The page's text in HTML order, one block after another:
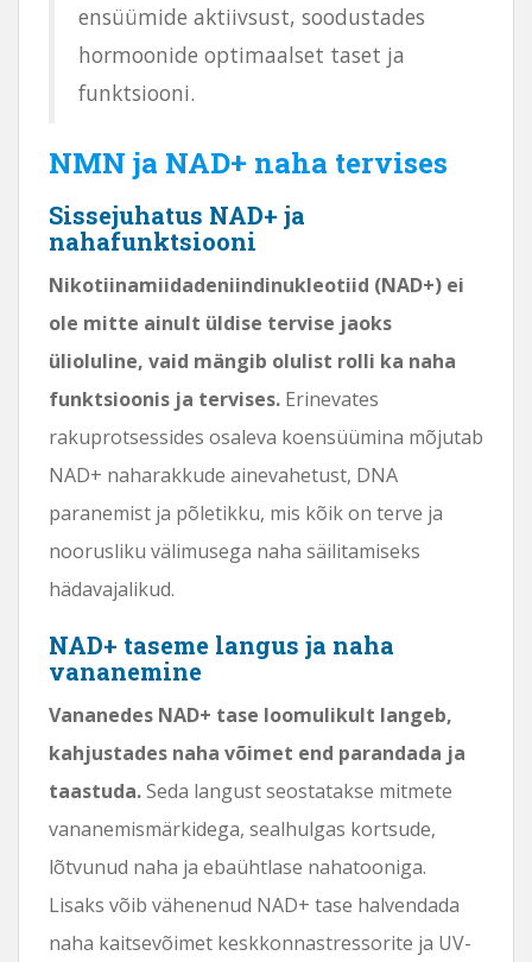
ensüümide aktiivsust, soodustades
hormoonide optimaalset taset ja
funktsiooni.
NMN ja NAD+ naha tervises
Sissejuhatus NAD+ ja
nahafunktsiooni
Nikotiinamiidadeniindinukleotiid (NAD+) ei
ole mitte ainult üldise tervise jaoks
ülioluline, vaid mängib olulist rolli ka naha
funktsioonis ja tervises. Erinevates
rakuprotsessides osaleva koensüümina mõjutab
NAD+ naharakkude ainevahetust, DNA
paranemist ja põletikku, mis kõik on terve ja
noorusliku välimusega naha säilitamiseks
hädavajalikud.
NAD+ taseme langus ja naha
vananemine
Vananedes NAD+ tase loomulikult langeb,
kahjustades naha võimet end parandada ja
taastuda.Seda langust seostatakse mitmete
vananemismärkidega, sealhulgas kortsude,
lõtvunud naha ja ebaühtlase nahatooniga.
Lisaks võib vähenenud NAD+ tase halvendada
naha kaitsevõimet keskkonnastressorite ja UV-